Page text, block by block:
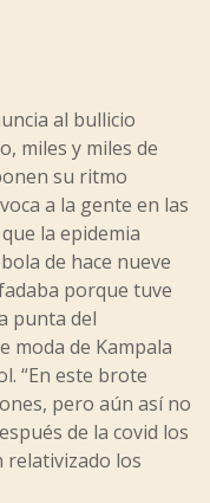
al bullicio
miles y miles de
su ritmo
a la gente en las
la epidemia
de hace nueve
porque tuve
punta del
moda de Kampala
“En este brote
pero aún así no
de la covid los
relativizado los